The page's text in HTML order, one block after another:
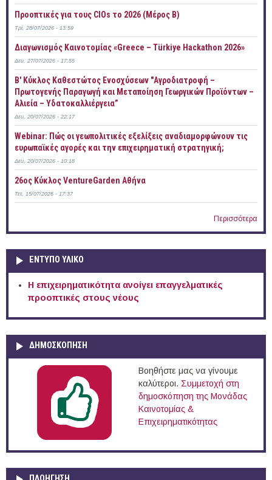
Προοπτικές για τους CIOs το 2026 (Μέρος Β)
Τρί, 28/07/2026 - 13:59
Διαγωνισμός Καινοτομίας «Greece – Türkiye Hackathon 2026»
Δευ, 27/07/2026 - 17:55
B' Κύκλος Καθεστώτος Ενοσχύσεων "Αγροδιατροφή –
Πρωτογενής Παραγωγή και Μεταποίηση Γεωργικών Προϊόντων –
Αλιεία – Υδατοκαλλιέργεια”
Δευ, 20/07/2026 - 22:17
Webinar: Πώς οι γεωπολιτικές εξελίξεις αναδιαμορφώνουν τις
ευρωπαϊκές αγορές και την επιχειρηματική στρατηγική;
Δευ, 20/07/2026 - 10:18
26ος Κύκλος VentureGarden Αθήνα
Τετ, 15/07/2026 - 17:37
Περισσότερα
ΕΝΤΥΠΟ ΥΛΙΚΟ
Η επιχειρηματικότητα ανοίγει επαγγελματικές
προοπτικές στους νέους
ΔΗΜΟΣΚΟΠΗΣΗ
Βοηθήστε μας να γίνουμε
καλύτεροι. Συμμετοχή στη
δημοσκόπηση της Μονάδας
Καινοτομίας &
Επιχειρηματικότητας